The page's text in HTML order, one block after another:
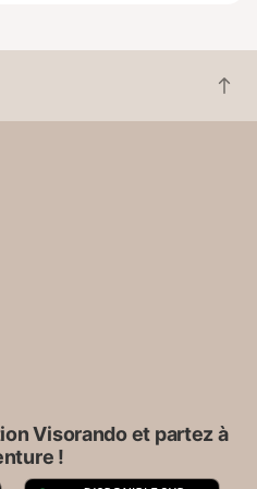
g
n
R
e
Visorando et partez à
!